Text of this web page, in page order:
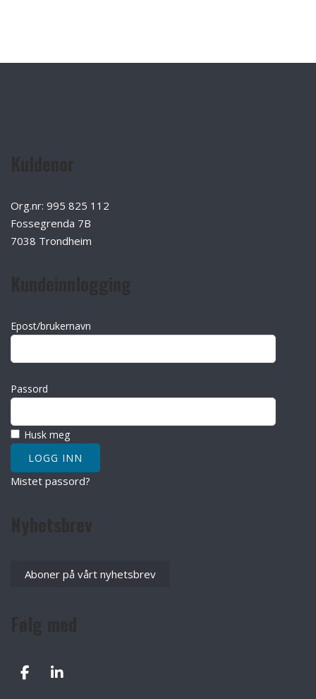
Org.nr: 995 825 112
Fossegrenda 7B
7038 Trondheim
Epost/brukernavn
Passord
Husk meg
Mistet passord?
Aboner på vårt nyhetsbrev